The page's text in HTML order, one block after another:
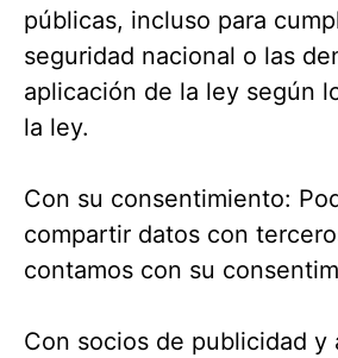
públicas, incluso para
seguridad nacional o las
aplicación de la ley según
la ley.
Con su consentimiento:
compartir datos con
contamos con su
Con socios de publicidad y